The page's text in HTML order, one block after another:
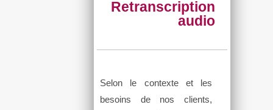
Retranscription
audio
Selon le contexte et les
besoins de nos clients,